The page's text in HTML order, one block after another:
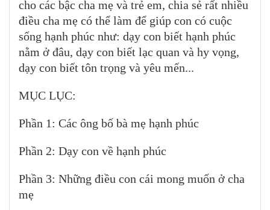
cho các bậc cha mẹ và trẻ em, chia sẻ rất nhiều
điều cha mẹ có thể làm để giúp con có cuộc
sống hạnh phúc như: dạy con biết hạnh phúc
nằm ở đâu, dạy con biết lạc quan và hy vọng,
dạy con biết tôn trọng và yêu mến...
MỤC LỤC:
Phần 1: Các ông bố bà mẹ hạnh phúc
Phần 2: Dạy con về hạnh phúc
Phần 3: Những điều con cái mong muốn ở cha
mẹ